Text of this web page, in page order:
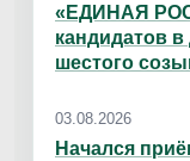
«ЕДИНАЯ
кандидатов
шестого
03.08.2026
Начался